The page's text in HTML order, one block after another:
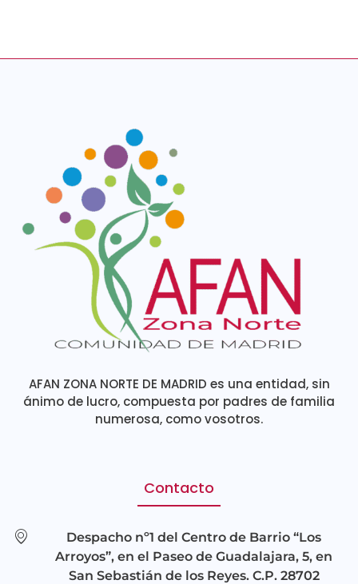
AFAN ZONA NORTE DE MADRID es una entidad, sin
ánimo de lucro, compuesta por padres de familia
numerosa, como vosotros.
Contacto
Despacho nº1 del Centro de Barrio “Los
Arroyos”, en el Paseo de Guadalajara, 5, en
San Sebastián de los Reyes. C.P. 28702